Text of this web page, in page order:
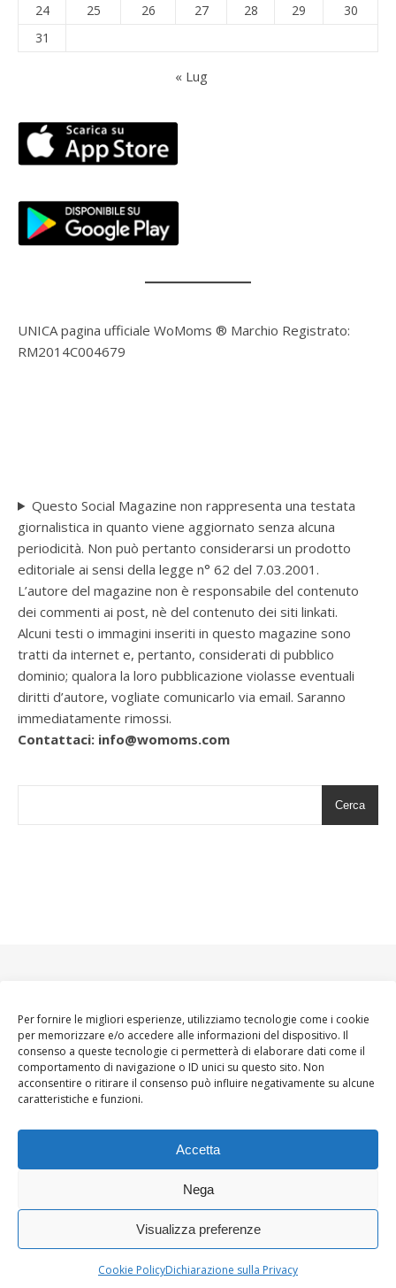
Per fornire le migliori esperienze, utilizziamo tecnologie come i cookie
per memorizzare e/o accedere alle informazioni del dispositivo. Il
consenso a queste tecnologie ci permetterà di elaborare dati come il
comportamento di navigazione o ID unici su questo sito. Non
acconsentire o ritirare il consenso può influire negativamente su alcune
caratteristiche e funzioni.
Accetta
Nega
Visualizza preferenze
Cookie PolicyDichiarazione sulla Privacy
24
25 26 27 28 29
30
31
« Lug
UNICA pagina ufficiale WoMoms ® Marchio Registrato:
RM2014C004679
Questo Social Magazine non rappresenta una testata
giornalistica in quanto viene aggiornato senza alcuna
periodicità. Non può pertanto considerarsi un prodotto
editoriale ai sensi della legge n° 62 del 7.03.2001.
L’autore del magazine non è responsabile del contenuto
dei commenti ai post, nè del contenuto dei siti linkati.
Alcuni testi o immagini inseriti in questo magazine sono
tratti da internet e, pertanto, considerati di pubblico
dominio; qualora la loro pubblicazione violasse eventuali
diritti d’autore, vogliate comunicarlo via email. Saranno
immediatamente rimossi.
Contattaci: info@womoms.com
Cerca
About
Royal